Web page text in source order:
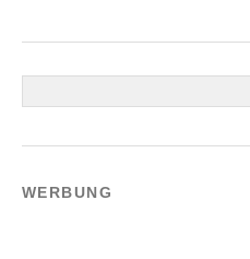
WERBUNG